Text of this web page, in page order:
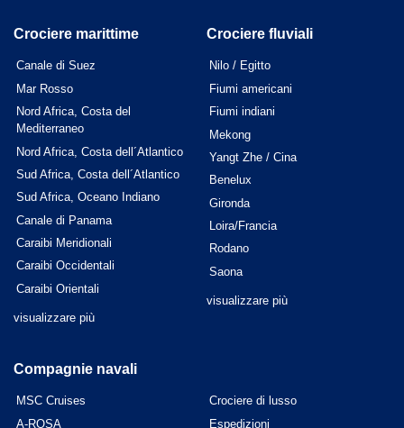
Crociere marittime
Canale di Suez
Mar Rosso
Nord Africa, Costa del
Mediterraneo
Nord Africa, Costa dell´Atlantico
Sud Africa, Costa dell´Atlantico
Sud Africa, Oceano Indiano
Canale di Panama
Caraibi Meridionali
Caraibi Occidentali
Caraibi Orientali
visualizzare più
Crociere fluviali
Nilo / Egitto
Fiumi americani
Fiumi indiani
Mekong
Yangt Zhe / Cina
Benelux
Gironda
Loira/Francia
Rodano
Saona
visualizzare più
Compagnie navali
MSC Cruises
A-ROSA
Crociere di lusso
Espedizioni